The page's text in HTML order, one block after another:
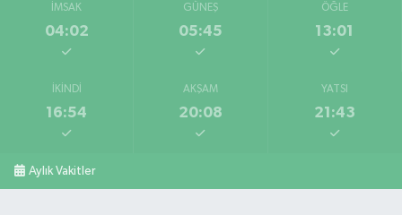
İMSAK
04:02
GÜNEŞ
05:45
ÖĞLE
13:01
İKINDI
16:54
AKŞAM
20:08
YATSI
21:43
Aylık Vakitler